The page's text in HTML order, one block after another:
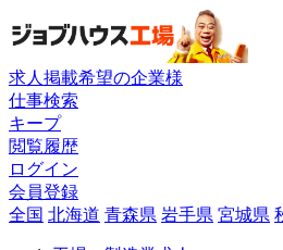
求人掲載希望の企業様
仕事検索
キープ
閲覧履歴
ログイン
会員登録
全国 北海道 青森県 岩手県 宮城県